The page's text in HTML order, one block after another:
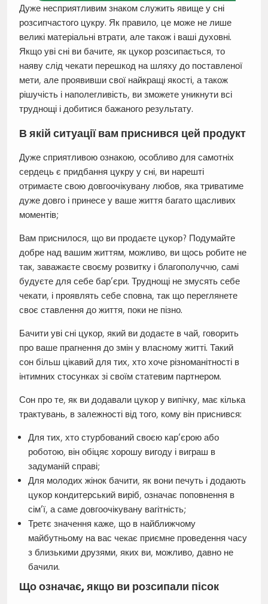
Дуже несприятливим знаком служить явище у сні
розсипчастого цукру. Як правило, це може не лише
великі матеріальні втрати, але також і ваші духовні.
Якщо уві сні ви бачите, як цукор розсипається, то
наяву слід чекати перешкод на шляху до поставленої
мети, але проявивши свої найкращі якості, а також
рішучість і наполегливість, ви зможете уникнути всі
труднощі і добитися бажаного результату.
В якій ситуації вам приснився цей продукт
Дуже сприятливою ознакою, особливо для самотніх
сердець є придбання цукру у сні, ви нарешті
отримаєте свою довгоочікувану любов, яка триватиме
дуже довго і принесе у ваше життя багато щасливих
моментів;
Вам приснилося, що ви продаєте цукор? Подумайте
добре над вашим життям, можливо, ви щось робите не
так, заважаєте своєму розвитку і благополуччю, самі
будуєте для себе бар’єри. Труднощі не змусять себе
чекати, і проявлять себе сповна, так що переглянете
своє ставлення до життя, поки не пізно.
Бачити уві сні цукор, який ви додаєте в чай, говорить
про ваше прагнення до змін у власному житті. Такий
сон більш цікавий для тих, хто хоче різноманітності в
інтимних стосунках зі своїм статевим партнером.
Сон про те, як ви додавали цукор у випічку, має кілька
трактувань, в залежності від того, кому він приснився:
Для тих, хто стурбований своєю кар’єрою або
роботою, він обіцяє хорошу вигоду і виграш в
задуманій справі;
Для молодих жінок бачити, як вони печуть і додають
цукор кондитерський виріб, означає поповнення в
сім’ї, а саме довгоочікувану вагітність;
Третє значення каже, що в найближчому
майбутньому на вас чекає приємне проведення часу
з близькими друзями, яких ви, можливо, давно не
бачили.
Що означає, якщо ви розсипали пісок